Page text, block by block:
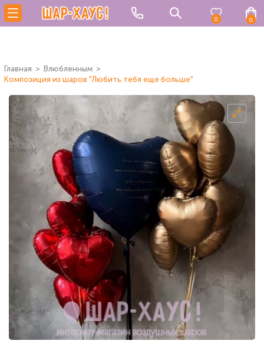
0 0
Главная
Влюбленным
Композиция из шаров "Любить тебя еще больше"